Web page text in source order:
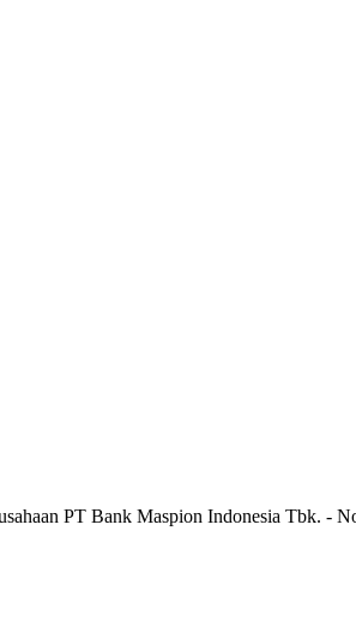
PT Bank Maspion Indonesia Tbk. -